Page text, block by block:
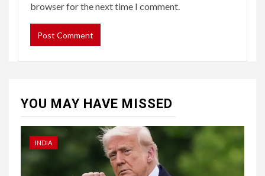
browser for the next time I comment.
YOU MAY HAVE MISSED
INDIA